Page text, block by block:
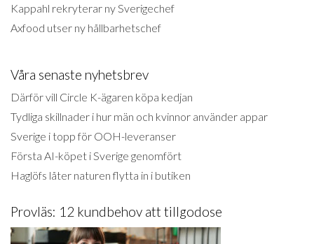
Kappahl rekryterar ny Sverigechef
Axfood utser ny hållbarhetschef
Våra senaste nyhetsbrev
Därför vill Circle K-ägaren köpa kedjan
Tydliga skillnader i hur män och kvinnor använder appar
Sverige i topp för OOH-leveranser
Första AI-köpet i Sverige genomfört
Haglöfs låter naturen flytta in i butiken
Provläs: 12 kundbehov att tillgodose